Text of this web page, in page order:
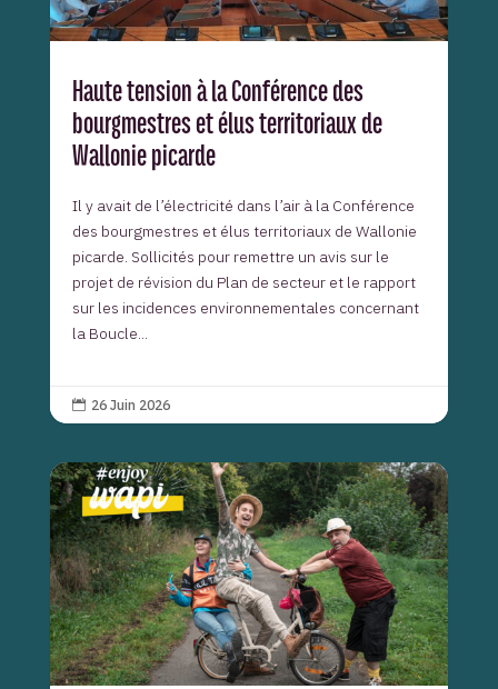
Haute tension à la Conférence des
bourgmestres et élus territoriaux de
Wallonie picarde
Il y avait de l’électricité dans l’air à la Conférence
des bourgmestres et élus territoriaux de Wallonie
picarde. Sollicités pour remettre un avis sur le
projet de révision du Plan de secteur et le rapport
sur les incidences environnementales concernant
la Boucle...
 26 Juin 2026